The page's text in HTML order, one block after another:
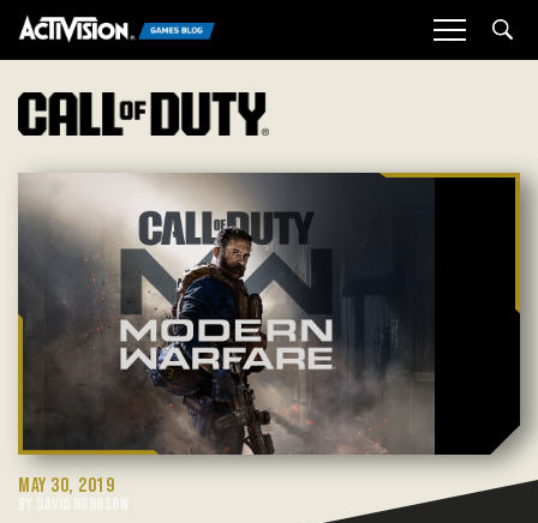
MAY 30, 2019
BY DAVID HODGSON